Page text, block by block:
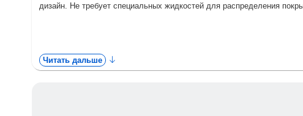
дизайн. Не требует специальных жидкостей для распределения
Читать дальше